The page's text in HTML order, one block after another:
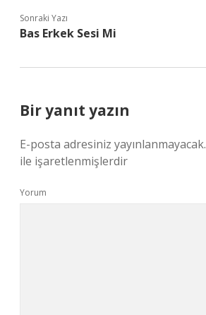
Sonraki Yazı
Bas Erkek Sesi Mi
Bir yanıt yazın
E-posta adresiniz yayınlanmayacak.
ile işaretlenmişlerdir
Yorum